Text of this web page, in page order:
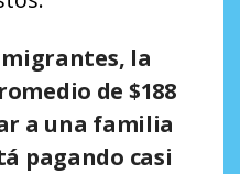
la
de $188
a una familia
pagando casi